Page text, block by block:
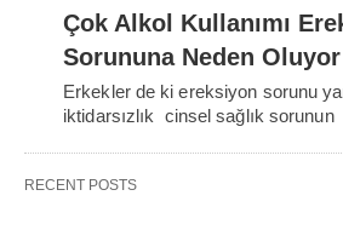
Çok Alkol Kullanımı
Sorununa Neden Oluyor
Erkekler de ki ereksiyon sorunu
iktidarsızlık cinsel sağlık
RECENT POSTS